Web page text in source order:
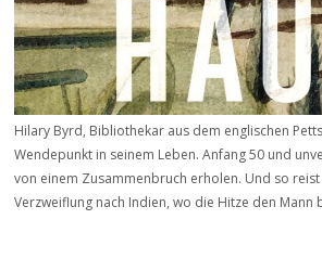
Hilary Byrd, Bibliothekar aus dem englischen
Wendepunkt in seinem Leben. Anfang 50 und
von einem Zusammenbruch erholen. Und so
Verzweiflung nach Indien, wo die Hitze den